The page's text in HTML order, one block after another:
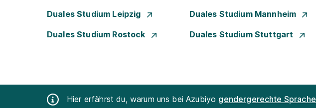
Duales Studium Leipzig Duales Studium Mannheim
Duales Studium Rostock Duales Studium Stuttgart
Hier erfährst du, warum uns bei Azubiyo gendergerechte Sprache